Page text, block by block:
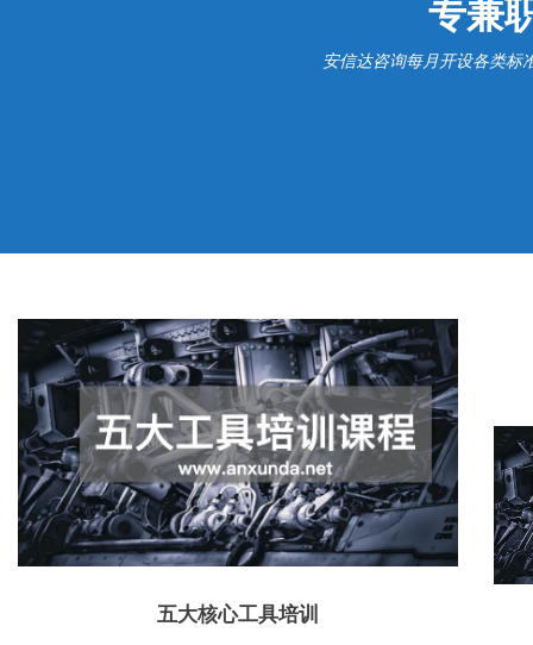
专兼
安信达咨询每月开设各类标
五大核心工具培训